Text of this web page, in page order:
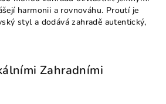
harmonii a rovnováhu. Proutí je
styl a dodává zahradě autentický,
Zahradními